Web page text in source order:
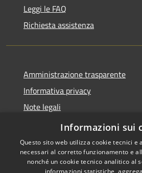
Leggi le FAQ
Richiesta assistenza
Amministrazione trasparente
Informativa privacy
Note legali
Dichiarazione di accessibilità
Informazioni sui
Questo sito web utilizza cookie tecnici
necessari al corretto funzionamento e
nonché un cookie tecnico analitico al
informazioni statistiche,